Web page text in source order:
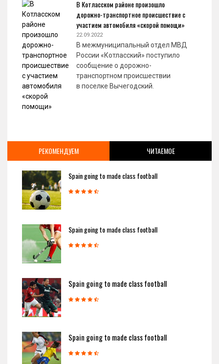
В Котласском районе произошло
дорожно-транспортное происшествие с
участием автомобиля «скорой помощи»
22.09.2022
В межмуниципальный отдел МВД
России «Котласский» поступило
сообщение о дорожно-
транспортном происшествии
в поселке Вычегодский.
РЕКОМЕНДУЕМ ЧИТАЕМОЕ
Spain going to made class football
Spain going to made class football
Spain going to made class football
Spain going to made class football